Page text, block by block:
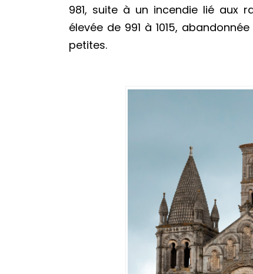
981, suite à un incendie lié aux
élevée de 991 à 1015,
petites.